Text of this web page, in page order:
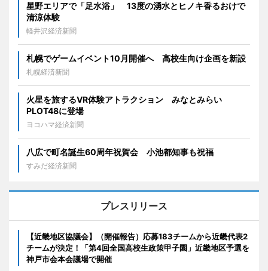
星野エリアで「足水浴」 13度の湧水とヒノキ香るおけで
清涼体験
軽井沢経済新聞
札幌でゲームイベント10月開催へ 高校生向け企画を新設
札幌経済新聞
火星を旅するVR体験アトラクション みなとみらい
PLOT48に登場
ヨコハマ経済新聞
八広で町名誕生60周年祝賀会 小池都知事も祝福
すみだ経済新聞
プレスリリース
【近畿地区協議会】（開催報告）応募183チームから近畿代表2
チームが決定！「第4回全国高校生政策甲子園」近畿地区予選を
神戸市会本会議場で開催